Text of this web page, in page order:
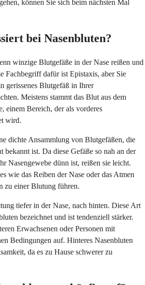
können Sie sich beim nächsten Mal
bei Nasenbluten?
winzige Blutgefäße in der Nase reißen und
Fachbegriff dafür ist Epistaxis, aber Sie
gerissenes Blutgefäß in Ihrer
Meistens stammt das Blut aus dem
einem Bereich, der als vorderes
wird.
dichte Ansammlung von Blutgefäßen, die
bekannt ist. Da diese Gefäße so nah an der
Nasengewebe dünn ist, reißen sie leicht.
wie das Reiben der Nase oder das Atmen
zu einer Blutung führen.
tiefer in der Nase, nach hinten. Diese Art
bezeichnet und ist tendenziell stärker.
Erwachsenen oder Personen mit
Bedingungen auf. Hinteres Nasenbluten
da es zu Hause schwerer zu